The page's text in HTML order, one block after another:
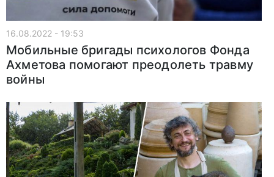
16.08.2022 - 19:53
Мобильные бригады психологов Фонда
Ахметова помогают преодолеть травму
войны